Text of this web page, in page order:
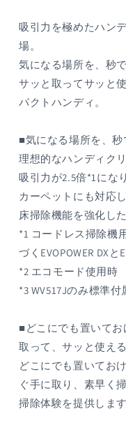
ク
ー
ー
(ラ
ト
モ
カ)
の
数
を
減
ら
す
ク
ー
ー
ト
モ
カ)
の
数
量
を
増
や
す
吸引力を極めたハン
場。
気になる場所を、秒で
サッと取ってサッと
パクトハンディ。
■気になる場所を、秒
理想的なハンディク
吸引力が2.5倍*1にな
カーペットにも対応
床掃除機能を強化し
*1 コードレス掃除機
づくEVOPOWER DXと
*2 エコモード使用時
*3 WV517Jのみ標準付
■どこにでも置いて
取って、サッと使える
どこにでも置いてお
ぐ手に取り、素早く
掃除体験を提供します